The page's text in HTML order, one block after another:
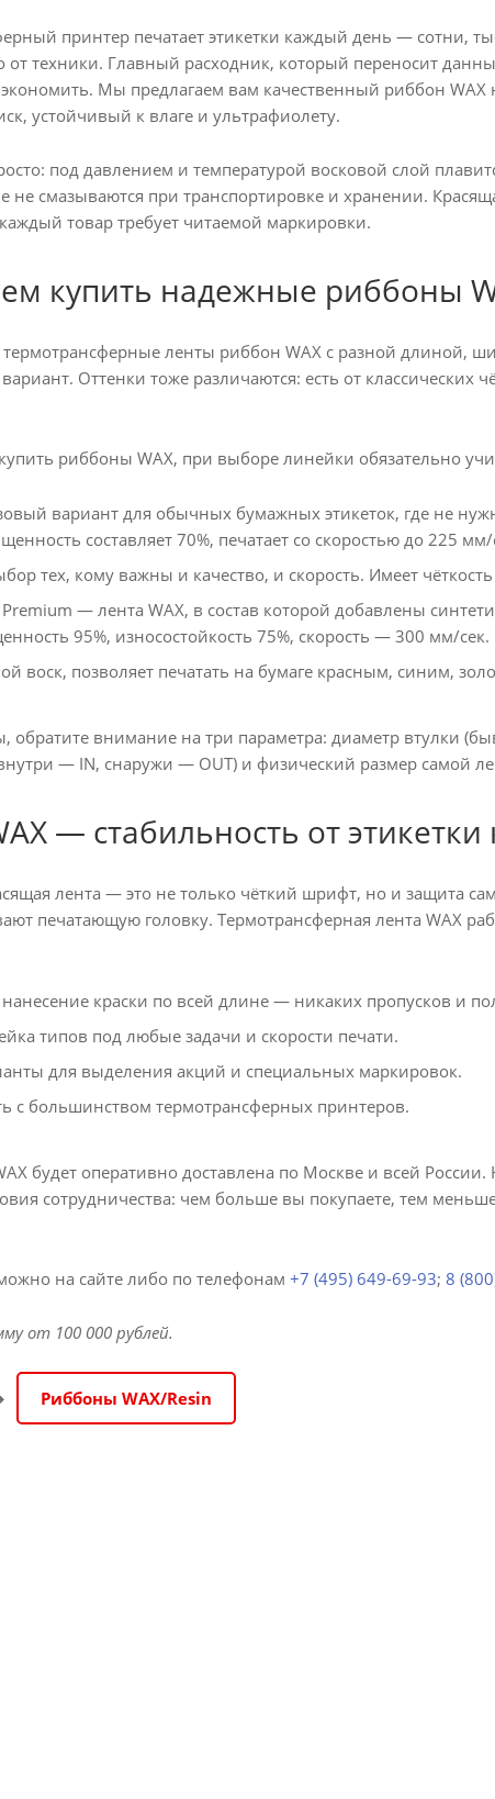
принтер печатает этикетки каждый день — сотни,
от техники. Главный расходник, который переносит
экономить. Мы предлагаем вам качественный риббон
устойчивый к влаге и ультрафиолету.
под давлением и температурой восковой слой
не смазываются при транспортировке и хранении.
товар требует читаемой маркировки.
купить надежные риббоны
ленты риббон WAX с разной длиной,
Оттенки тоже различаются: есть от классических
риббоны WAX, при выборе линейки обязательно
вариант для обычных бумажных этикеток, где не
составляет 70%, печатает со скоростью до 225 мм/
тех, кому важны и качество, и скорость. Имеет
— лента WAX, в состав которой добавлены
95%, износостойкость 75%, скорость — 300 мм/сек.
воск, позволяет печатать на бумаге красным, синим,
обратите внимание на три параметра: диаметр втулки
— IN, снаружи — OUT) и физический размер самой
— стабильность от этикетки
лента — это не только чёткий шрифт, но и защита
печатающую головку. Термотрансферная лента WAX
краски по всей длине — никаких пропусков и
типов под любые задачи и скорости печати.
для выделения акций и специальных маркировок.
с большинством термотрансферных принтеров.
будет оперативно доставлена по Москве и всей
сотрудничества: чем больше вы покупаете, тем
на сайте либо по телефонам +7 (495) 649-69-93; 8
от 100 000 рублей.
Риббоны WAX/Resin